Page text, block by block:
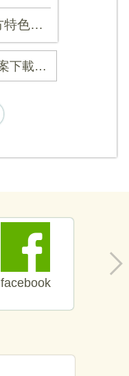
臺中市北屯區地方特色導覽
檔案下載 臺中市北屯區地方特色導覽 (另開PDF)
facebook